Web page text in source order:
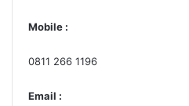
TRAINING FEE
Form Pre-Registrasi
Mobile :
0811 266 1196
Email :